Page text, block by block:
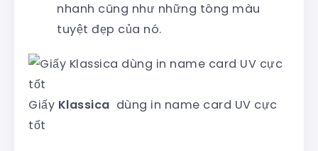
nhanh cũng như những tông màu
tuyệt đẹp của nó.
Giấy Klassica dùng in name card UV cực
tốt